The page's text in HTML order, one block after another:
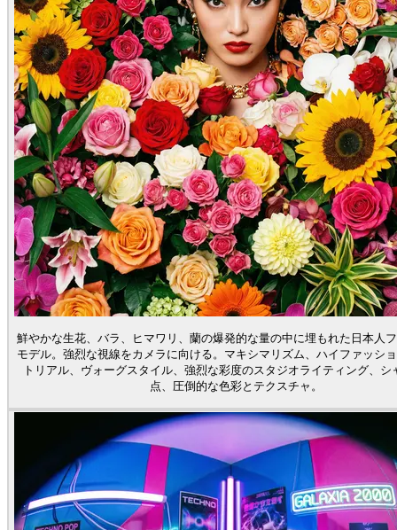
鮮やかな生花、バラ、ヒマワリ、蘭の爆発的な量の中に埋もれた日本人
モデル。強烈な視線をカメラに向ける。マキシマリズム、ハイファッシ
トリアル、ヴォーグスタイル、強烈な彩度のスタジオライティング、シ
点、圧倒的な色彩とテクスチャ。